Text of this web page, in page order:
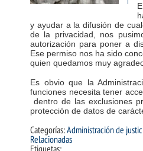
y ayudar a la difusión de
de la privacidad, nos
autorización para poner a
Ese permiso nos ha sido
quien quedamos muy
Es obvio que la
funciones necesita tener
dentro de las exclusiones
protección de datos de
Categorías:Administración de
Relacionadas